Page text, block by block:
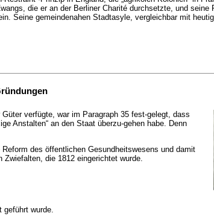
die er an der Berliner Charité durchsetzte, und seine
Seine gemeindenahen Stadtasyle, vergleichbar mit
verfügte, war im Paragraph 35 fest-gelegt, dass
Anstalten“ an den Staat überzu-gehen habe. Denn
des öffentlichen Gesundheitswesens und damit
die 1812 eingerichtet wurde.
geführt wurde.